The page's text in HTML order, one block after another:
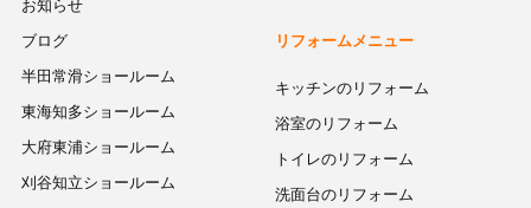
お知らせ
ブログ
半田常滑ショールーム
東海知多ショールーム
大府東浦ショールーム
刈谷知立ショールーム
リフォームメニュー
キッチンのリフォーム
浴室のリフォーム
トイレのリフォーム
洗面台のリフォーム